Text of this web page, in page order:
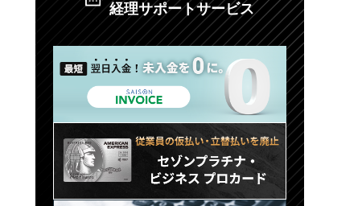
経理サポートサービス